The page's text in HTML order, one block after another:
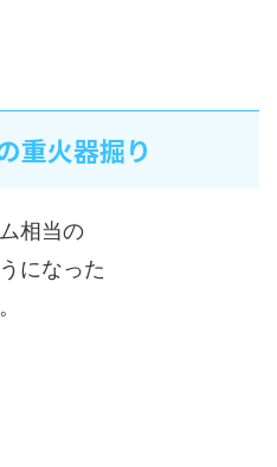
重火器掘り
相当の
になった